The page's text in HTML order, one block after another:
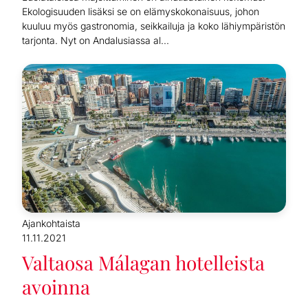
Ekologisuuden lisäksi se on elämyskokonaisuus, johon
kuuluu myös gastronomia, seikkailuja ja koko lähiympäristön
tarjonta. Nyt on Andalusiassa al...
Ajankohtaista
11.11.2021
Valtaosa Málagan hotelleista
avoinna